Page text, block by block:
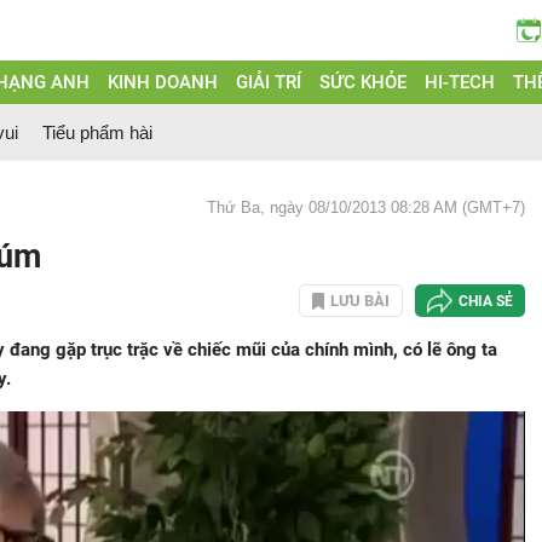
ANH KINH DOANH GIẢI TRÍ SỨC KHỎE HI-TECH
Tiểu phẩm hài
Thứ Ba, ngày 08/10/2013 08:28 AM (GMT+7)
LƯU BÀI CHIA SẺ
gặp trục trặc về chiếc mũi của chính mình, có lẽ ông ta